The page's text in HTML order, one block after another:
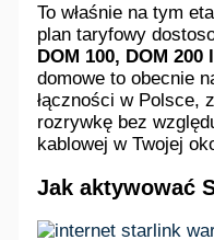
To właśnie na tym
plan taryfowy
DOM 100, DOM 200
domowe to obecnie
łączności w Polsce,
rozrywkę bez
kablowej w Twojej
Jak aktywować